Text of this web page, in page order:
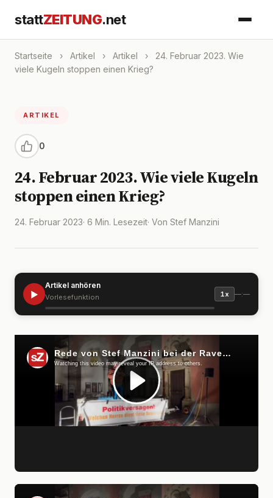
stattZEITUNG.net
Startseite › Artikel › Artikel ›
24. Februar 2023. Wie
viele Kugeln stoppen einen Krieg?
ARTIKEL
0
24. Februar 2023. Wie viele Kugeln
stoppen einen Krieg?
24. Februar 2023· 6 Min. Lesezeit· Von Stef Manzini
▶
Artikel anhören
Vorlesefunktion 1x —:—